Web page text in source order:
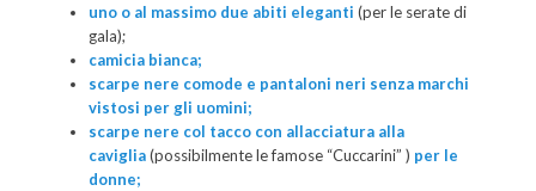
uno o al massimo due abiti eleganti (per le serate di
gala);
camicia bianca;
scarpe nere comode e pantaloni neri senza marchi
vistosi per gli uomini;
scarpe nere col tacco con allacciatura alla
caviglia(possibilmente le famose “Cuccarini” ) per le
donne;